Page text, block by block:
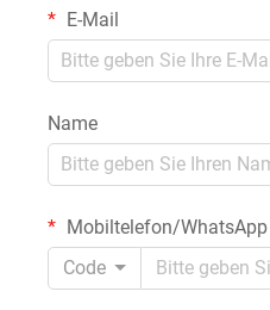
E-Mail
Name
Mobiltelefon/WhatsApp
Code